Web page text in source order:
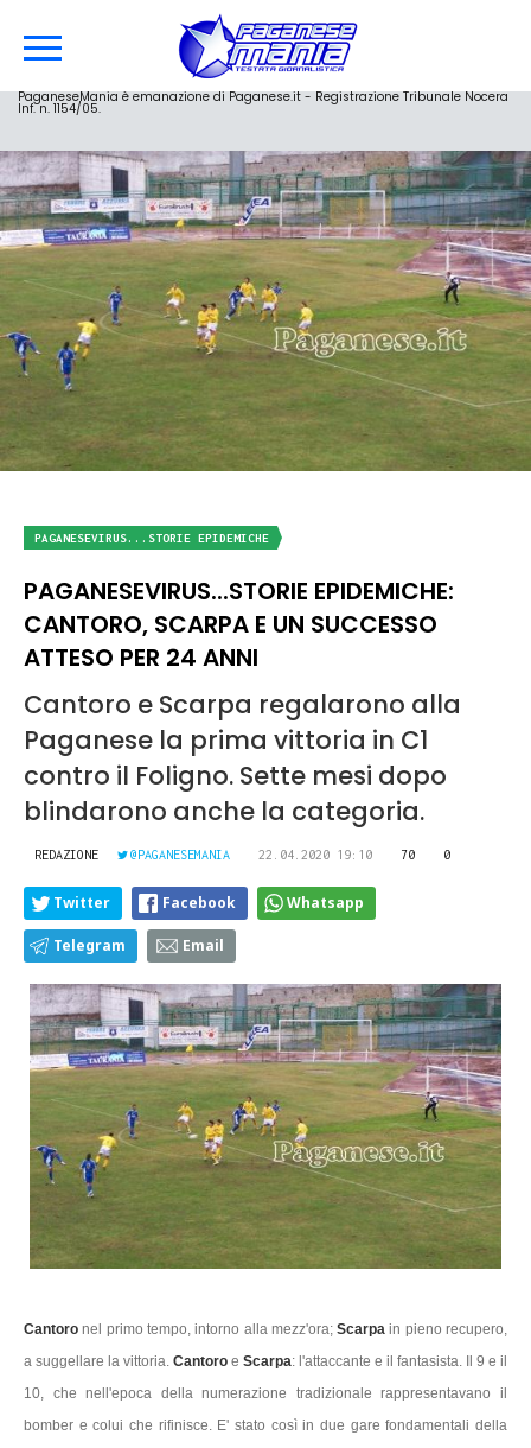
PaganeseMania è emanazione di Paganese.it - Registrazione Tribunale Nocera
Inf. n. 1154/05.
PAGANESEVIRUS...STORIE EPIDEMICHE
PAGANESEVIRUS...STORIE EPIDEMICHE:
CANTORO, SCARPA E UN SUCCESSO
ATTESO PER 24 ANNI
Cantoro e Scarpa regalarono alla
Paganese la prima vittoria in C1
contro il Foligno. Sette mesi dopo
blindarono anche la categoria.
REDAZIONE @PAGANESEMANIA 22.04.2020 19:10 70 0
Twitter Facebook Whatsapp
Telegram Email
Cantoro nel primo tempo, intorno alla mezz'ora;Scarpain pieno recupero,
a suggellare la vittoria. Cantoro e Scarpa: l'attaccante e il fantasista. Il 9 e il
10, che nell'epoca della numerazione tradizionale rappresentavano il
bomber e colui che rifinisce. E' stato così in due gare fondamentali della